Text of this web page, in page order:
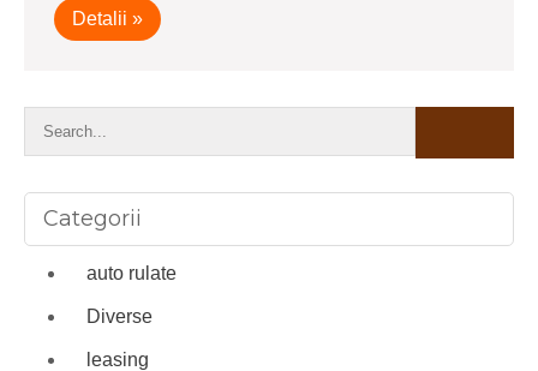
Detalii »
Categorii
auto rulate
Diverse
leasing